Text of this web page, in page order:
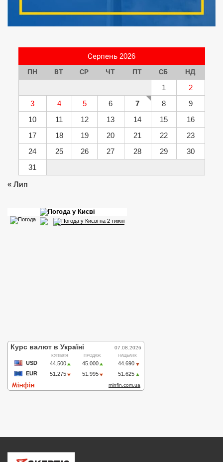
Серпень 2026
ПН ВТ СР ЧТ ПТ СБ НД
1
2
3
4 5 6 7 8
9
10
11 12 13 14 15
16
17
18 19 20 21 22
23
24
25 26 27 28 29
30
31
« Лип